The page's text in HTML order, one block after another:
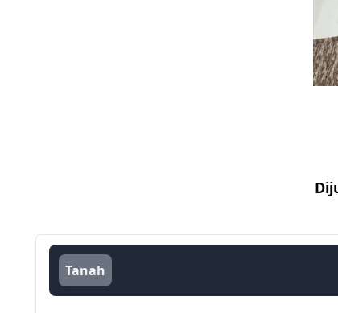
Tanah